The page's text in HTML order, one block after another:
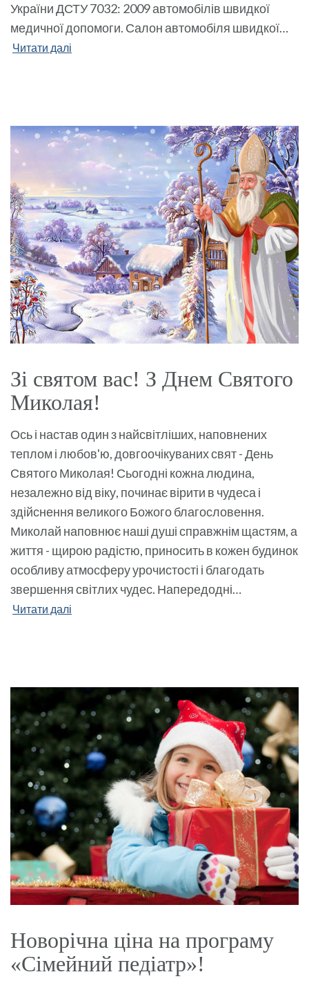
України ДСТУ 7032: 2009 автомобілів швидкої
медичної допомоги. Салон автомобіля швидкої…
Читати далі
Зі святом вас! З Днем Святого
Миколая!
Ось і настав один з найсвітліших, наповнених
теплом і любов'ю, довгоочікуваних свят - День
Святого Миколая! Сьогодні кожна людина,
незалежно від віку, починає вірити в чудеса і
здійснення великого Божого благословення.
Миколай наповнює наші душі справжнім щастям, а
життя - щирою радістю, приносить в кожен будинок
особливу атмосферу урочистості і благодать
звершення світлих чудес. Напередодні…
Читати далі
Новорічна ціна на програму
«Сімейний педіатр»!